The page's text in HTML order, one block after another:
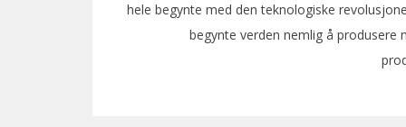
hele begynte med den teknologiske
begynte verden nemlig å produsere